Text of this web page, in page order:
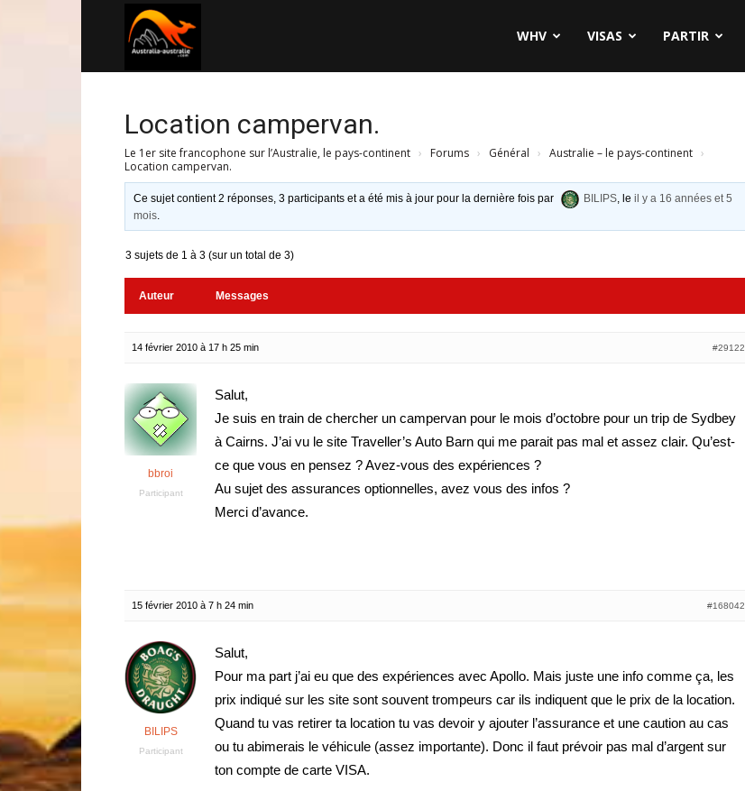
WHV VISAS PARTIR
Location campervan.
Le 1er site francophone sur l’Australie, le pays-continent › Forums › Général › Australie – le pays-continent ›
Location campervan.
Ce sujet contient 2 réponses, 3 participants et a été mis à jour pour la dernière fois par BILIPS, leil y a 16 années et 5
mois.
3 sujets de 1 à 3 (sur un total de 3)
Auteur Messages
14 février 2010 à 17 h 25 min #29122
bbroi
Participant
Salut,
Je suis en train de chercher un campervan pour le mois d’octobre pour un trip de Sydbey
à Cairns. J’ai vu le site Traveller’s Auto Barn qui me parait pas mal et assez clair. Qu’est-
ce que vous en pensez ? Avez-vous des expériences ?
Au sujet des assurances optionnelles, avez vous des infos ?
Merci d’avance.
15 février 2010 à 7 h 24 min #168042
BILIPS
Participant
Salut,
Pour ma part j’ai eu que des expériences avec Apollo. Mais juste une info comme ça, les
prix indiqué sur les site sont souvent trompeurs car ils indiquent que le prix de la location.
Quand tu vas retirer ta location tu vas devoir y ajouter l’assurance et une caution au cas
ou tu abimerais le véhicule (assez importante). Donc il faut prévoir pas mal d’argent sur
ton compte de carte VISA.